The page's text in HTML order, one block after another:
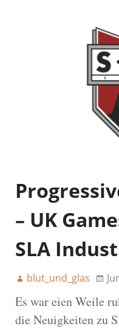
– UK
SLA
blut_und_glas
Es war eien Weile
die Neuigkeiten zu